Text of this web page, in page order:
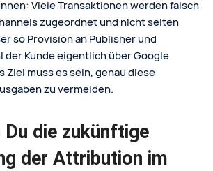
Viele Transaktionen werden falsch
zugeordnet und nicht selten
so Provision an Publisher und
der Kunde eigentlich über Google
Ziel muss es sein, genau diese
zu vermeiden.
die zukünftige
der Attribution im